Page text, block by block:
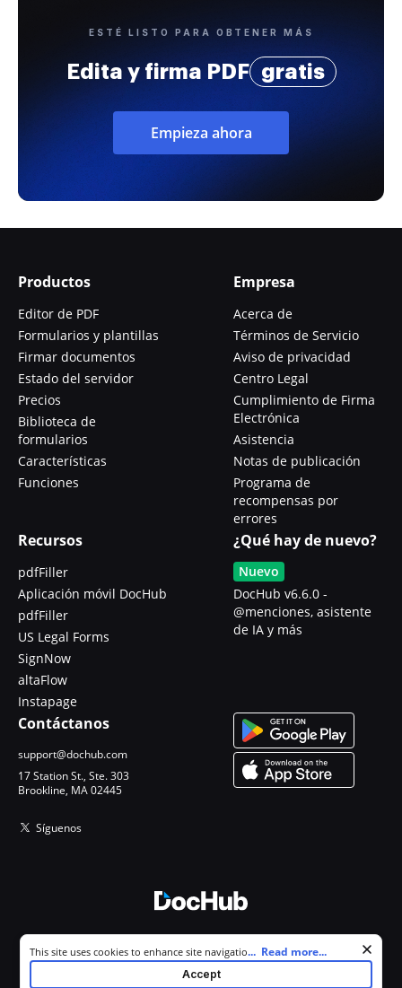
ESTÉ LISTO PARA OBTENER MÁS
Edita y firma PDF gratis
Empieza ahora
Productos
Editor de PDF
Formularios y plantillas
Firmar documentos
Estado del servidor
Precios
Biblioteca de
formularios
Características
Funciones
Empresa
Acerca de
Términos de Servicio
Aviso de privacidad
Centro Legal
Cumplimiento de Firma
Electrónica
Asistencia
Notas de publicación
Programa de
recompensas por
errores
Recursos
pdfFiller
Aplicación móvil DocHub
pdfFiller
US Legal Forms
SignNow
altaFlow
Instapage
¿Qué hay de nuevo?
Nuevo
DocHub v6.6.0 -
@menciones, asistente
de IA y más
Contáctanos
support@dochub.com
17 Station St., Ste. 303
Brookline, MA 02445
Síguenos
Todos los derechos reservados.
Cookie consent notice
This site uses cookies to enhance site navigation and personalize
your experience. By using this site you agree to our use of cookies as
described in our
. You can modify your selections by
... Read more...
Accept